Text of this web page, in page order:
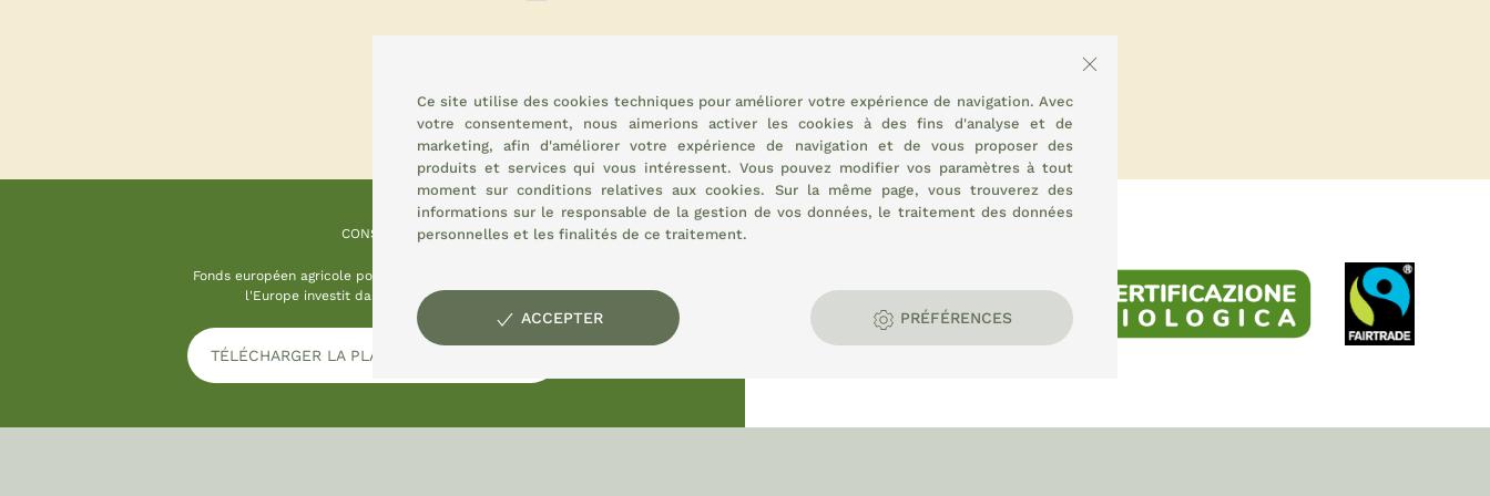
CONSEMI
Fonds européen agricole pour le développement rural :
l'Europe investit dans les zones rurales
TÉLÉCHARGER LA PLAQUE D'INFORMATION
Ce site utilise des cookies techniques pour améliorer votre expérience de navigation. Avec
votre consentement, nous aimerions activer les cookies à des fins d'analyse et de
marketing, afin d'améliorer votre expérience de navigation et de vous proposer des
produits et services qui vous intéressent. Vous pouvez modifier vos paramètres à tout
moment surconditions relatives aux cookies. Sur la même page, vous trouverez des
informations sur le responsable de la gestion de vos données, le traitement des données
personnelles et les finalités de ce traitement.
ACCEPTER PRÉFÉRENCES